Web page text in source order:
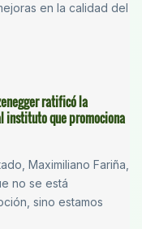
en la calidad del
ratificó la
instituto que promociona
Maximiliano Fariña,
no se está
sino estamos